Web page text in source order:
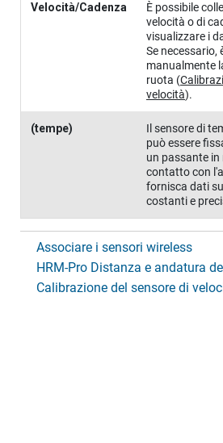
Velocità/Cadenza
È possibile
velocità o di
visualizzare i
Se necessario,
manualmente
ruota (
velocità).
(tempe)
Il sensore di
può essere
un passante in
contatto con
fornisca dati
costanti e
Associare i sensori wireless
HRM-Pro Distanza e andatura
Calibrazione del sensore di